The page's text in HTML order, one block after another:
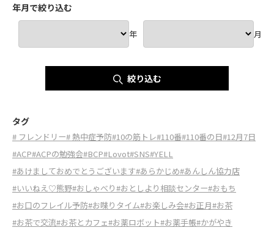
年月で絞り込む
年 月
絞り込む
タグ
# フレンドリー# 熱中症予防#10の筋トレ#110番#110番の日#12月7日
#ACP#ACPの勉強会#BCP#Lovot#SNS#YELL
#あけましておめでとうございます#あらかじめ#あんしん協力店
#いいねえ♡熊野#おしゃべり#おとしより相談センター#おもち
#お口のフレイル予防#お喋りタイム#お楽しみ会#お正月#お茶
#お茶で交流#お茶とカフェ#お薬ロボット#お薬手帳#かがやき